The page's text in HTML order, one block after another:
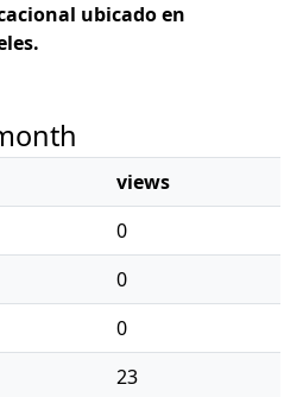
ubicado en
views
0
0
0
23